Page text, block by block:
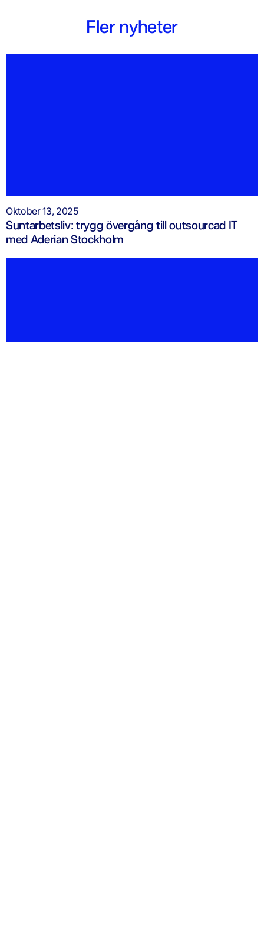
Fler nyheter
Oktober 13, 2025
Suntarbetsliv: trygg övergång till outsourcad IT
med Aderian Stockholm